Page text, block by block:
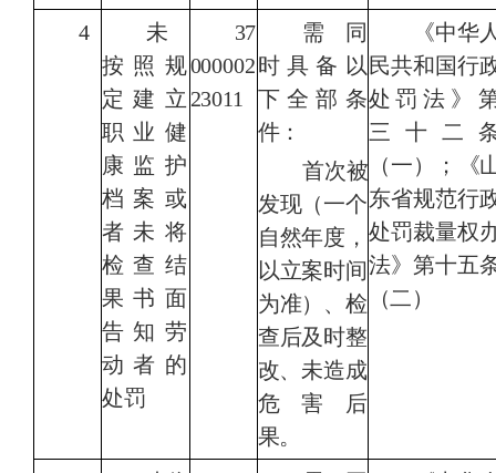
4
未
按照规
定建立
职业健
康监护
档案或
者未将
检查结
果书面
告知劳
动者 的
处罚
37
000002
23011
需同
时具备以
下全部条
件：
首次被
发现（一个
自然年度，
以立案时间
为准）、检
查后及时整
改、未造成
危害后
果。
《中华
民共和国行
处罚法 》
三十二
（一）；
《
东省规范行
处罚裁量权
法》第十五
（二）